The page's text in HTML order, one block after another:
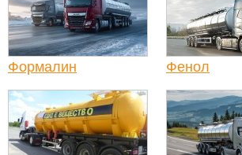
Формалин Фенол